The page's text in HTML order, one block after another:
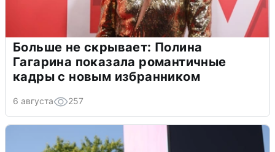
Больше не скрывает: Полина
Гагарина показала романтичные
кадры с новым избранником
6 августа 257